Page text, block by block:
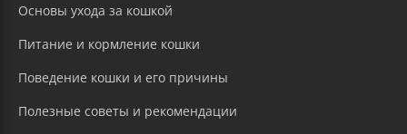
Основы ухода за кошкой
Питание и кормление кошки
Поведение кошки и его причины
Полезные советы и рекомендации